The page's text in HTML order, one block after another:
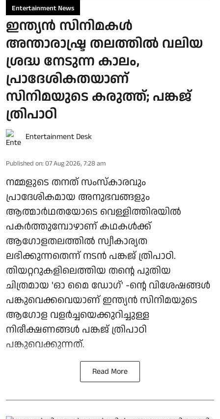
Entertainment News
ഇന്ത്യൻ സിനിമകൾ
അന്താരാഷ്ട്ര തലത്തിൽ വലിയ
ശ്രദ്ധ നേടുന്ന കാലം,
പ്രാദേശികതയാണ്
സിനിമയുടെ കരുത്ത്; പങ്കജ്
ത്രിപാഠി
Entertainment Desk
Published on: 07 Aug 2026, 7:28 am
നമ്മളുടെ തനത് സംസ്കാരവും
പ്രാദേശികമായ അനുഭവങ്ങളും
ആത്മാർഥതയോടെ വെള്ളിത്തിരയിൽ
പകർത്തുമ്പോഴാണ് കഥകൾക്ക്
ആഗോളതലത്തിൽ സ്വീകാര്യത
ലഭിക്കുന്നതെന്ന് നടൻ പങ്കജ് ത്രിപാഠി.
തിയറ്ററുകളിലെത്തിയ തന്റെ പുതിയ
ചിത്രമായ 'ഓ മൈ ഡോഗ്' -ന്റെ വിശേഷങ്ങൾ
പങ്കുവെക്കവെയാണ് ഇന്ത്യൻ സിനിമയുടെ
ആഗോള വളർച്ചയെക്കുറിച്ചുള്ള
നിരീക്ഷണങ്ങൾ പങ്കജ് ത്രിപാഠി
പങ്കുവെക്കുന്നത്.
Read More